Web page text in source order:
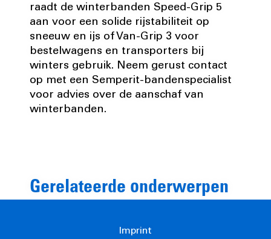
raadt de winterbanden Speed-Grip 5
aan voor een solide rijstabiliteit op
sneeuw en ijs of Van-Grip 3 voor
bestelwagens en transporters bij
winters gebruik. Neem gerust contact
op met een Semperit-bandenspecialist
voor advies over de aanschaf van
winterbanden.
Gerelateerde onderwerpen
Imprint